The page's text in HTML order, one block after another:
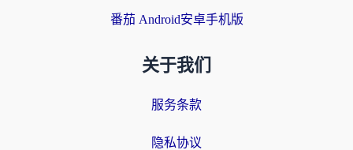
番茄 Android安卓手机版
关于我们
服务条款
隐私协议